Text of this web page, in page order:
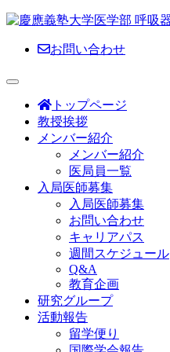
お問い合わせ
トップページ
教授挨拶
メンバー紹介
メンバー紹介
医局員一覧
入局医師募集
入局医師募集
お問い合わせ
キャリアパス
週間スケジュール
Q&A
教育企画
研究グループ
活動報告
留学便り